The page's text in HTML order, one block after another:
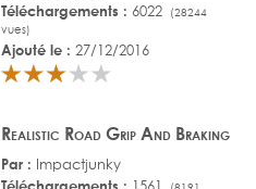
Téléchargements : 6022
(28244
vues)
Ajouté le : 27/12/2016
Realistic Road Grip And Braking
Par : Impactjunky
Téléchargements :